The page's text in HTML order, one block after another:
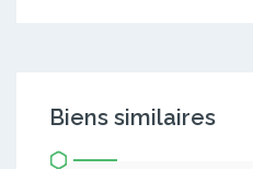
Biens similaires